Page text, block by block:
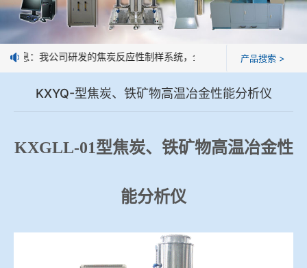
球团矿/烧结矿/块矿高温冶金性能检测系统
烧结/球团优化配矿研究设备
高炉配吹煤检测设备
冶金渣、保护渣等高温物性检测设备
企业业绩
技术交流
视频观赏
消息：我公司研发的焦炭反应性制样系统，全部制样过程机械化操作
产品搜索 >
KXYQ-型焦炭、铁矿物高温冶金性能分析仪
KXGLL-01型焦炭、铁矿物高温冶金性
能分析仪